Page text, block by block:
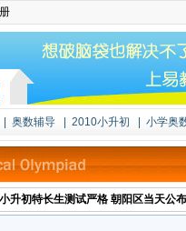
奥数辅导 2010小升初 小学奥
升初特长生测试严格 朝阳区当天公